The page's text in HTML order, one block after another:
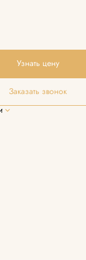
Узнать цену
Заказать звонок